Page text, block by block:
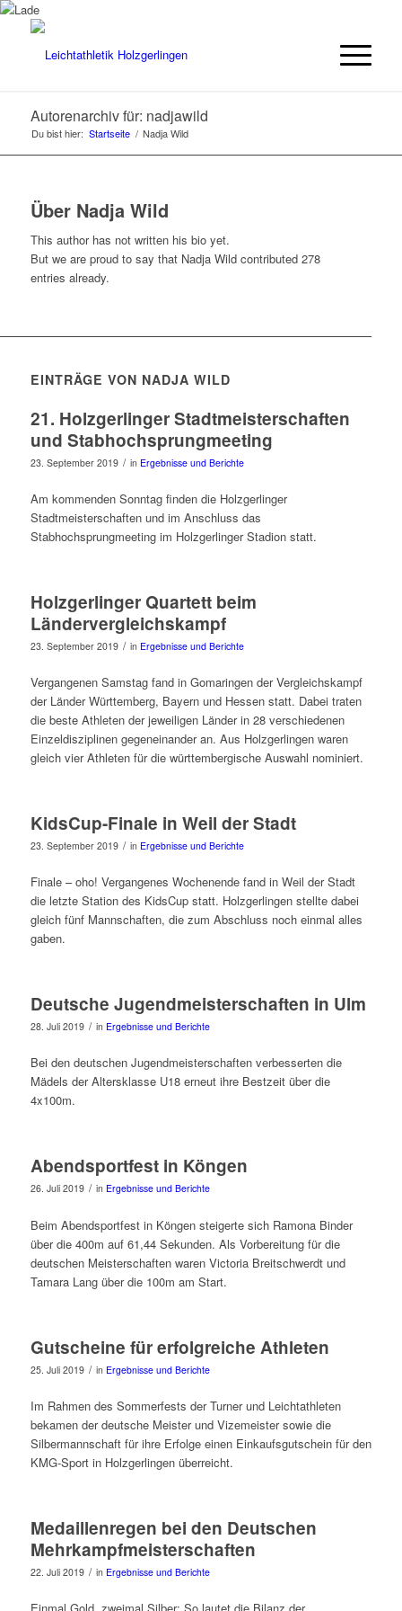
Autorenarchiv für: nadjawild
Du bist hier: Startseite / Nadja Wild
Über Nadja Wild
This author has not written his bio yet.
But we are proud to say that Nadja Wildcontributed 278
entries already.
EINTRÄGE VON NADJA WILD
21. Holzgerlinger Stadtmeisterschaften
und Stabhochsprungmeeting
23. September 2019 / in Ergebnisse und Berichte
Am kommenden Sonntag finden die Holzgerlinger
Stadtmeisterschaften und im Anschluss das
Stabhochsprungmeeting im Holzgerlinger Stadion statt.
Holzgerlinger Quartett beim
Ländervergleichskampf
23. September 2019 / in Ergebnisse und Berichte
Vergangenen Samstag fand in Gomaringen der Vergleichskampf
der Länder Württemberg, Bayern und Hessen statt. Dabei traten
die beste Athleten der jeweiligen Länder in 28 verschiedenen
Einzeldisziplinen gegeneinander an. Aus Holzgerlingen waren
gleich vier Athleten für die württembergische Auswahl nominiert.
KidsCup-Finale in Weil der Stadt
23. September 2019 / in Ergebnisse und Berichte
Finale – oho! Vergangenes Wochenende fand in Weil der Stadt
die letzte Station des KidsCup statt. Holzgerlingen stellte dabei
gleich fünf Mannschaften, die zum Abschluss noch einmal alles
gaben.
Deutsche Jugendmeisterschaften in Ulm
28. Juli 2019 / in Ergebnisse und Berichte
Bei den deutschen Jugendmeisterschaften verbesserten die
Mädels der Altersklasse U18 erneut ihre Bestzeit über die
4x100m.
Abendsportfest in Köngen
26. Juli 2019 / in Ergebnisse und Berichte
Beim Abendsportfest in Köngen steigerte sich Ramona Binder
über die 400m auf 61,44 Sekunden. Als Vorbereitung für die
deutschen Meisterschaften waren Victoria Breitschwerdt und
Tamara Lang über die 100m am Start.
Gutscheine für erfolgreiche Athleten
25. Juli 2019 / in Ergebnisse und Berichte
Im Rahmen des Sommerfests der Turner und Leichtathleten
bekamen der deutsche Meister und Vizemeister sowie die
Silbermannschaft für ihre Erfolge einen Einkaufsgutschein für den
KMG-Sport in Holzgerlingen überreicht.
Medaillenregen bei den Deutschen
Mehrkampfmeisterschaften
22. Juli 2019 / in Ergebnisse und Berichte